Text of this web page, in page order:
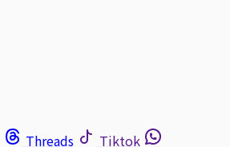
Threads
Tiktok